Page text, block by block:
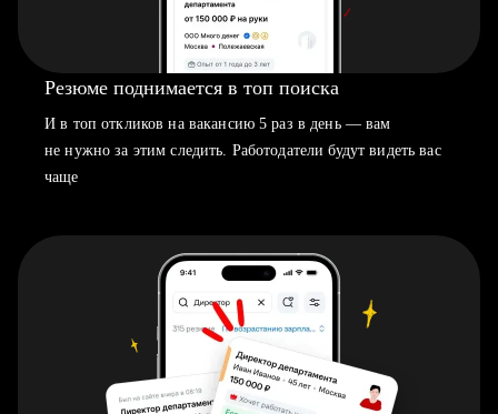
Резюме поднимается в топ поиска
И в топ откликов на вакансию 5 раз в день — вам
не нужно за этим следить. Работодатели будут видеть вас
чаще